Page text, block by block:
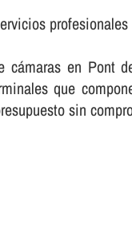
cámaras en
que
sin